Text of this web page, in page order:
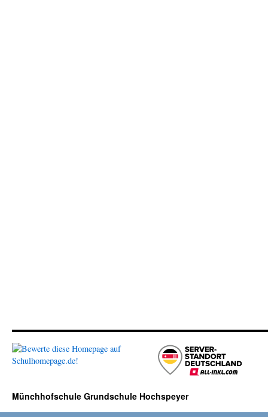
Münchhofschule Grundschule Hochspeyer